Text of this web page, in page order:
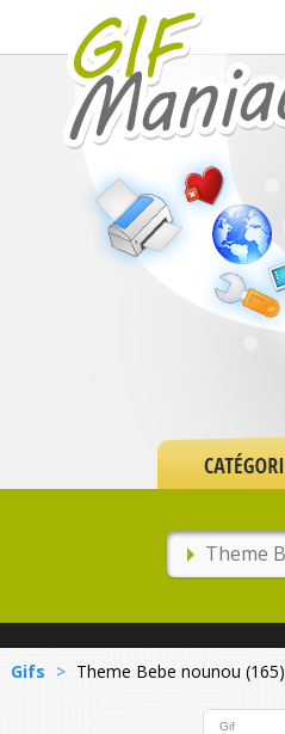
Gifs > Theme Bebe nounou (165)
Gif